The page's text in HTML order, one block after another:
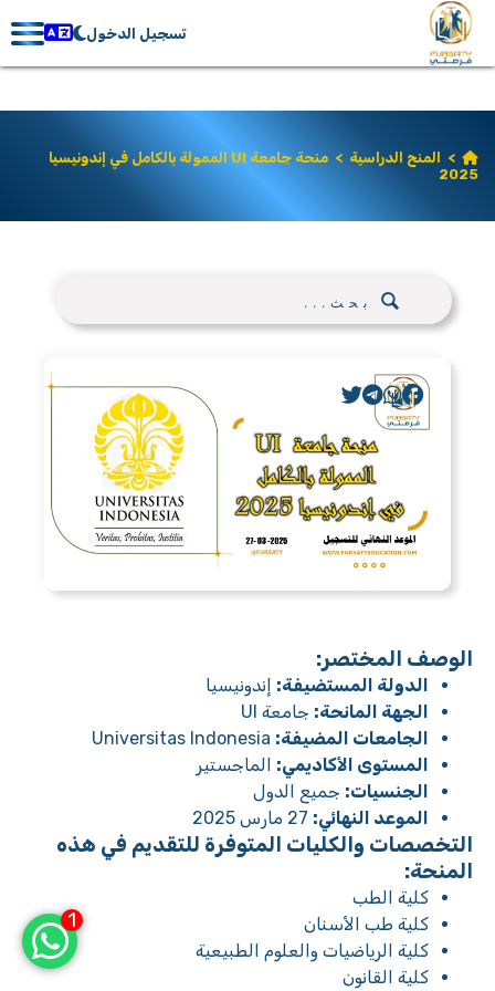
تسجيل الدخول
> المنح الدراسية >
منحة جامعة UI الممولة بالكامل في إندونيسيا
2025
الوصف المختصر:
الدولة المستضيفة: إندونيسيا
الجهة المانحة: جامعة UI
الجامعات المضيفة:
المستوى الأكاديمي: الماجستير
الجنسيات: جميع الدول
الموعد النهائي:
التخصصات والكليات المتوفرة للتقديم في هذه
المنحة:
كلية الطب
كلية طب الأسنان
كلية الرياضيات والعلوم الطبيعية
كلية القانون
1